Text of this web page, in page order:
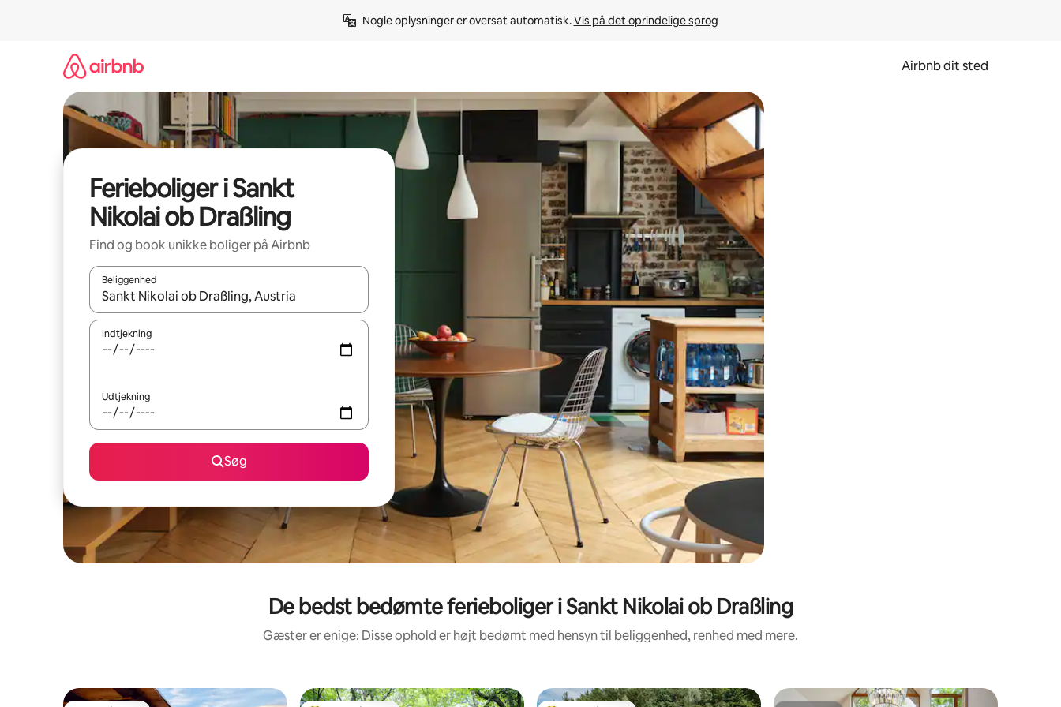
Nogle oplysninger er oversat automatisk. Vis på det oprindelige sprog
Airbnb dit sted
Ferieboliger i Sankt
Nikolai ob Draßling
Find og book unikke boliger på Airbnb
Beliggenhed
Når resultaterne er tilgængelige, skal du navigere med piletasterne op og ned eller se mere ved at trykke eller stryge.
Indtjekning
Udtjekning
Søg
De bedst bedømte ferieboliger i Sankt Nikolai ob Draßling
Gæster er enige: Disse ophold er højt bedømt med hensyn til beliggenhed, renhed med mere.